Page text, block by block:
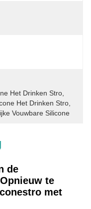
Het Drinken Stro
Het Drinken Stro
Vouwbare Silicone
de
te
met